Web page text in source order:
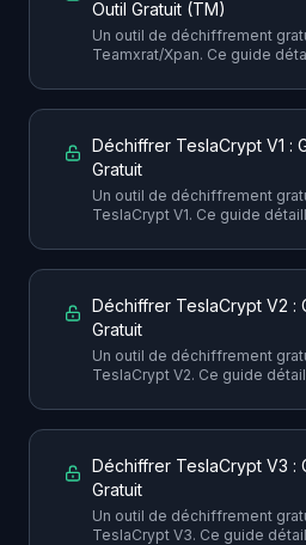
Outil Gratuit (TM)
Un outil de déchiffrement
Teamxrat/Xpan. Ce guide
rançon, avec toutes les
Déchiffrer TeslaCrypt V1 :
Gratuit
Un outil de déchiffrement
TeslaCrypt V1. Ce guide
toutes les précautions
Déchiffrer TeslaCrypt V2 :
Gratuit
Un outil de déchiffrement
TeslaCrypt V2. Ce guide
rançon, avec toutes les
Déchiffrer TeslaCrypt V3 :
Gratuit
Un outil de déchiffrement
TeslaCrypt V3. Ce guide